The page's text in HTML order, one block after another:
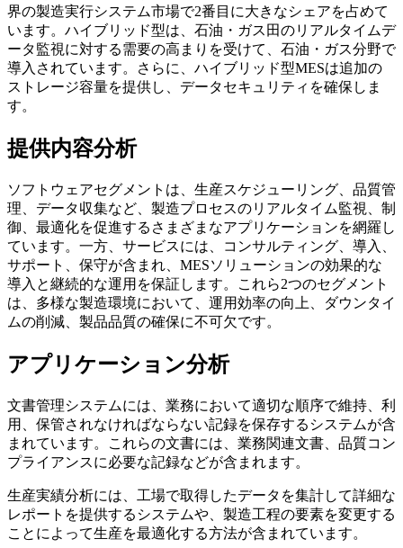
界の製造実行システム市場で2番目に大きなシェアを占めて
います。ハイブリッド型は、石油・ガス田のリアルタイムデ
ータ監視に対する需要の高まりを受けて、石油・ガス分野で
導入されています。さらに、ハイブリッド型MESは追加の
ストレージ容量を提供し、データセキュリティを確保しま
す。
提供内容分析
ソフトウェアセグメントは、生産スケジューリング、品質管
理、データ収集など、製造プロセスのリアルタイム監視、制
御、最適化を促進するさまざまなアプリケーションを網羅し
ています。一方、サービスには、コンサルティング、導入、
サポート、保守が含まれ、MESソリューションの効果的な
導入と継続的な運用を保証します。これら2つのセグメント
は、多様な製造環境において、運用効率の向上、ダウンタイ
ムの削減、製品品質の確保に不可欠です。
アプリケーション分析
文書管理システムには、業務において適切な順序で維持、利
用、保管されなければならない記録を保存するシステムが含
まれています。これらの文書には、業務関連文書、品質コン
プライアンスに必要な記録などが含まれます。
生産実績分析には、工場で取得したデータを集計して詳細な
レポートを提供するシステムや、製造工程の要素を変更する
ことによって生産を最適化する方法が含まれています。